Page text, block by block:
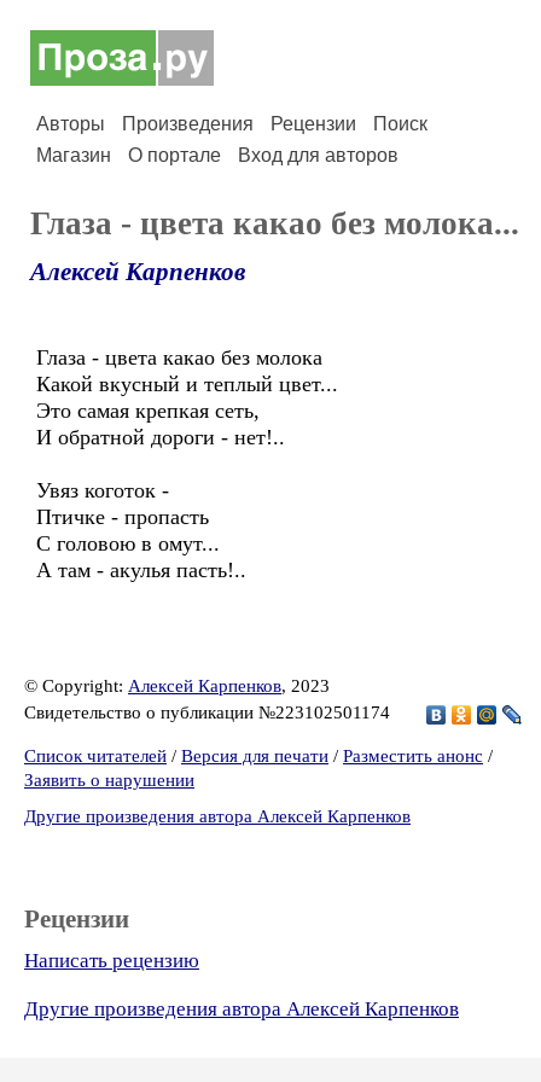
Авторы Произведения Рецензии
Поиск
Магазин
О портале Вход для авторов
Глаза - цвета какао без молока...
Алексей Карпенков
Глаза - цвета какао без молока
Какой вкусный и теплый цвет...
Это самая крепкая сеть,
И обратной дороги - нет!..
Увяз коготок -
Птичке - пропасть
С головою в омут...
А там - акулья пасть!..
© Copyright: Алексей Карпенков, 2023
Свидетельство о публикации №223102501174
Список читателей / Версия для печати / Разместить анонс /
Заявить о нарушении
Другие произведения автора Алексей Карпенков
Рецензии
Написать рецензию
Другие произведения автора Алексей Карпенков